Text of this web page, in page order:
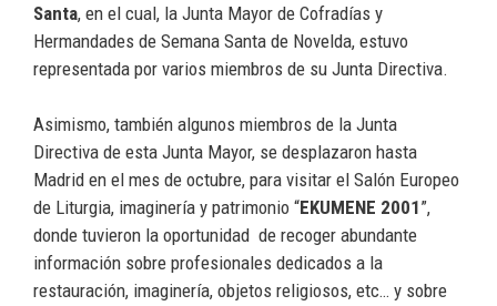
Santa, en el cual, la Junta Mayor de Cofradías y
Hermandades de Semana Santa de Novelda, estuvo
representada por varios miembros de su Junta Directiva.
Asimismo, también algunos miembros de la Junta
Directiva de esta Junta Mayor, se desplazaron hasta
Madrid en el mes de octubre, para visitar el Salón Europeo
de Liturgia, imaginería y patrimonio “EKUMENE 2001”,
donde tuvieron la oportunidad de recoger abundante
información sobre profesionales dedicados a la
restauración, imaginería, objetos religiosos, etc… y sobre